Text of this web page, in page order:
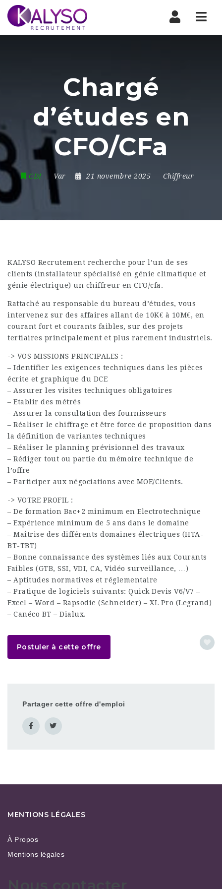
Chargé
d’études en
CFO/CFa
CDI Var 21 novembre 2025 Chiffreur
KALYSO Recrutement recherche pour l’un de ses
clients (installateur spécialisé en génie climatique et
génie électrique) un chiffreur en CFO/cfa.
Rattaché au responsable du bureau d’études, vous
intervenez sur des affaires allant de 10K€ à 10M€, en
courant fort et courants faibles, sur des projets
tertiaires principalement et plus rarement industriels.
-> VOS MISSIONS PRINCIPALES :
– Identifier les exigences techniques dans les pièces
écrite et graphique du DCE
– Assurer les visites techniques obligatoires
– Etablir des métrés
– Assurer la consultation des fournisseurs
– Réaliser le chiffrage et être force de proposition dans
la définition de variantes techniques
– Réaliser le planning prévisionnel des travaux
– Rédiger tout ou partie du mémoire technique de
l’offre
– Participer aux négociations avec MOE/Clients.
-> VOTRE PROFIL :
– De formation Bac+2 minimum en Electrotechnique
– Expérience minimum de 5 ans dans le domaine
– Maîtrise des différents domaines électriques (HTA-
BT-TBT)
– Bonne connaissance des systèmes liés aux Courants
Faibles (GTB, SSI, VDI, CA, Vidéo surveillance, …)
– Aptitudes normatives et réglementaire
– Pratique de logiciels suivants: Quick Devis V6/V7 –
Excel – Word – Rapsodie (Schneider) – XL Pro (Legrand)
– Canéco BT – Dialux.
Postuler à cette offre
Partager cette offre d'emploi
MENTIONS LÉGALES
À Propos
Mentions légales
Nous contacter